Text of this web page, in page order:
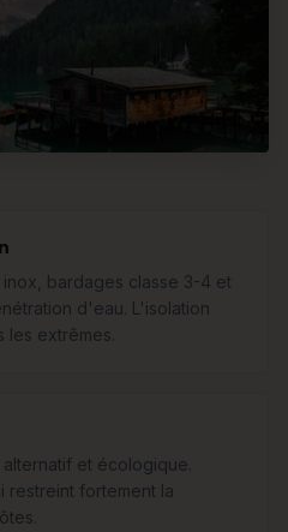
bardages classe 3-4 et
d'eau. L'isolation
les extrêmes.
et écologique.
restreint fortement la